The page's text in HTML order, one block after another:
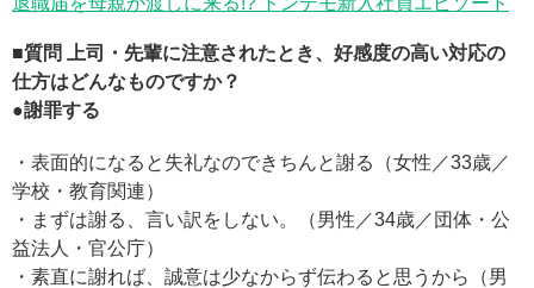
■質問 上司・先輩に注意されたとき、好感度の高い対応の
仕方はどんなものですか？
●謝罪する
・表面的になると失礼なのできちんと謝る（女性／33歳／
学校・教育関連）
・まずは謝る、言い訳をしない。（男性／34歳／団体・公
益法人・官公庁）
・素直に謝れば、誠意は少なからず伝わると思うから（男